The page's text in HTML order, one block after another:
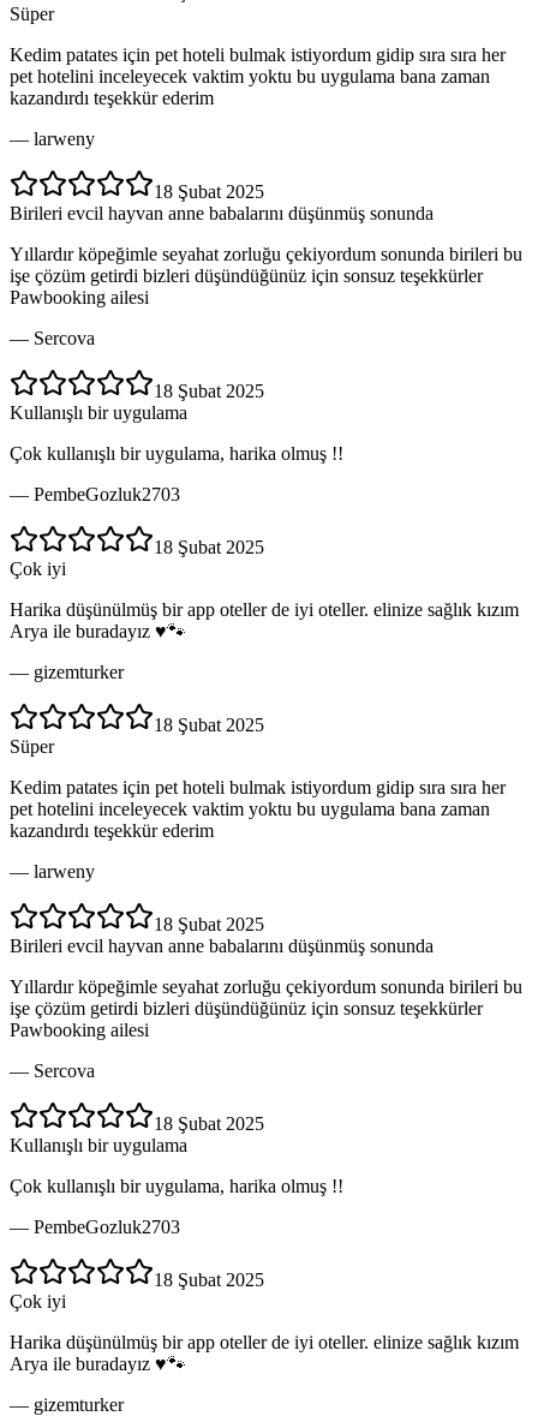
Süper
Kedim patates için pet hoteli bulmak istiyordum gidip sıra sıra her
pet hotelini inceleyecek vaktim yoktu bu uygulama bana zaman
kazandırdı teşekkür ederim
— larweny
18 Şubat 2025
Birileri evcil hayvan anne babalarını düşünmüş sonunda
Yıllardır köpeğimle seyahat zorluğu çekiyordum sonunda birileri bu
işe çözüm getirdi bizleri düşündüğünüz için sonsuz teşekkürler
Pawbooking ailesi
— Sercova
18 Şubat 2025
Kullanışlı bir uygulama
Çok kullanışlı bir uygulama, harika olmuş !!
— PembeGozluk2703
18 Şubat 2025
Çok iyi
Harika düşünülmüş bir app oteller de iyi oteller. elinize sağlık kızım
Arya ile buradayız ♥️🐾
— gizemturker
18 Şubat 2025
Süper
Kedim patates için pet hoteli bulmak istiyordum gidip sıra sıra her
pet hotelini inceleyecek vaktim yoktu bu uygulama bana zaman
kazandırdı teşekkür ederim
— larweny
18 Şubat 2025
Birileri evcil hayvan anne babalarını düşünmüş sonunda
Yıllardır köpeğimle seyahat zorluğu çekiyordum sonunda birileri bu
işe çözüm getirdi bizleri düşündüğünüz için sonsuz teşekkürler
Pawbooking ailesi
— Sercova
18 Şubat 2025
Kullanışlı bir uygulama
Çok kullanışlı bir uygulama, harika olmuş !!
— PembeGozluk2703
18 Şubat 2025
Çok iyi
Harika düşünülmüş bir app oteller de iyi oteller. elinize sağlık kızım
Arya ile buradayız ♥️🐾
— gizemturker